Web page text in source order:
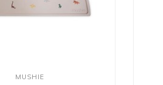
MUSHIE